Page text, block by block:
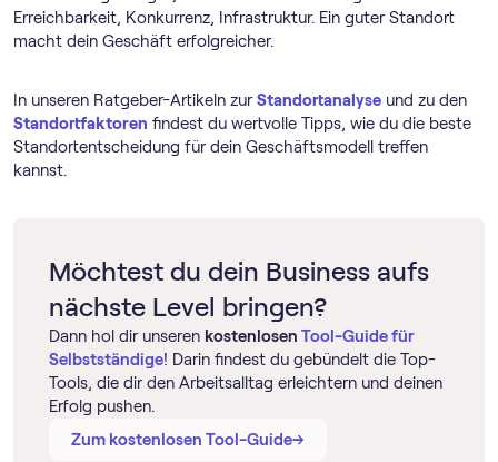
Erreichbarkeit, Konkurrenz, Infrastruktur. Ein guter Standort
macht dein Geschäft erfolgreicher.
In unseren Ratgeber-Artikeln zurStandortanalyse und zu den
Standortfaktoren findest du wertvolle Tipps, wie du die beste
Standortentscheidung für dein Geschäftsmodell treffen
kannst.
Möchtest du dein Business aufs
nächste Level bringen?
Dann hol dir unseren kostenlosen Tool-Guide für
Selbstständige! Darin findest du gebündelt die Top-
Tools, die dir den Arbeitsalltag erleichtern und deinen
Erfolg pushen.
Zum kostenlosen Tool-Guide→
→